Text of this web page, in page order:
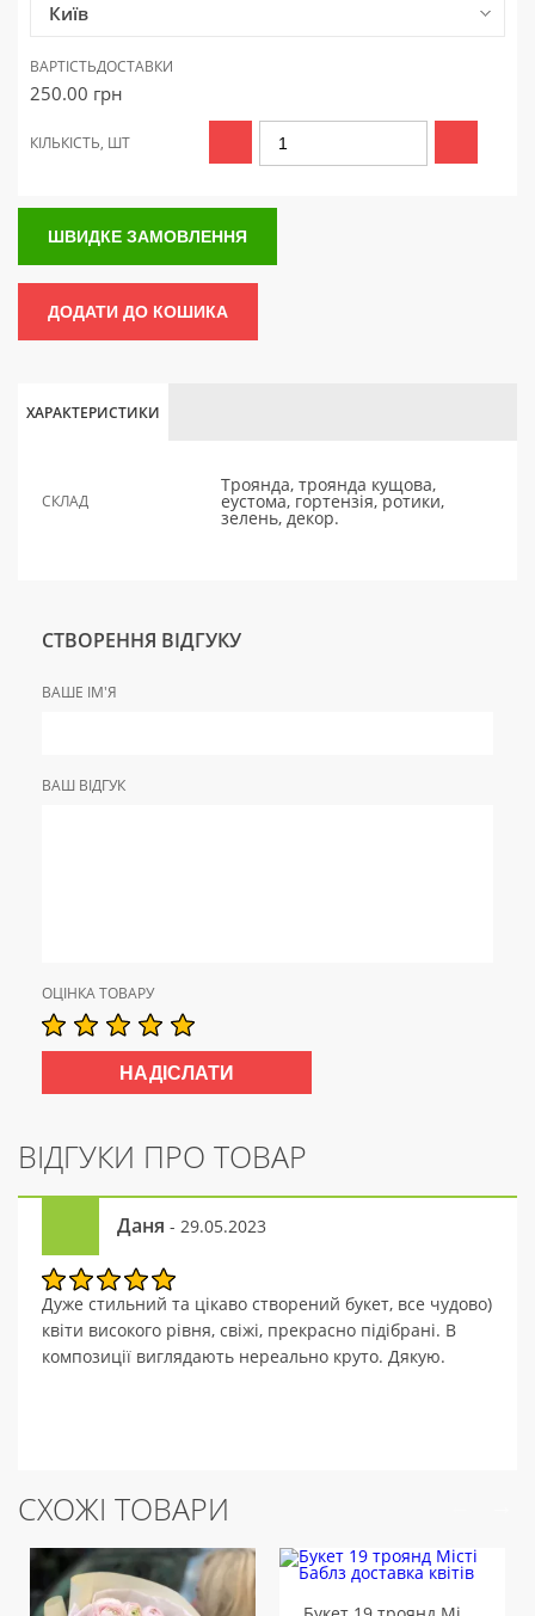
Київ
ВАРТІСТЬДОСТАВКИ
250.00 грн
КІЛЬКІСТЬ, ШТ
ШВИДКЕ ЗАМОВЛЕННЯ
ДОДАТИ ДО КОШИКА
ХАРАКТЕРИСТИКИ
СКЛАД
Троянда, троянда кущова,
еустома, гортензія, ротики,
зелень, декор.
СТВОРЕННЯ ВІДГУКУ
ВАШЕ ІМ'Я
ВАШ ВІДГУК
ОЦІНКА ТОВАРУ
ВІДГУКИ ПРО ТОВАР
Даня - 29.05.2023
Дуже стильний та цікаво створений букет, все чудово)
квіти високого рівня, свіжі, прекрасно підібрані. В
композиції виглядають нереально круто. Дякую.
СХОЖІ ТОВАРИ